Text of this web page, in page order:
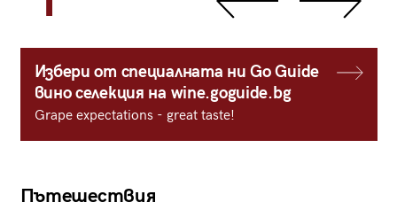
Избери от специалната ни Go Guide
вино селекция на wine.goguide.bg
Grape expectations - great taste!
Пътешествия